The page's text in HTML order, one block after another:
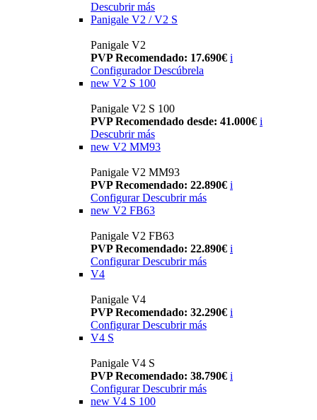
Descubrir más
Panigale V2 / V2 S
Panigale V2
PVP Recomendado: 17.690€ i
Configurador Descúbrela
new V2 S 100
Panigale V2 S 100
PVP Recomendado desde: 41.000€ i
Descubrir más
new V2 MM93
Panigale V2 MM93
PVP Recomendado: 22.890€ i
Configurar Descubrir más
new V2 FB63
Panigale V2 FB63
PVP Recomendado: 22.890€ i
Configurar Descubrir más
V4
Panigale V4
PVP Recomendado: 32.290€ i
Configurar Descubrir más
V4 S
Panigale V4 S
PVP Recomendado: 38.790€ i
Configurar Descubrir más
new V4 S 100